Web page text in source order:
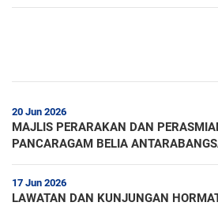
20 Jun 2026
MAJLIS PERARAKAN DAN
PANCARAGAM BELIA
17 Jun 2026
LAWATAN DAN KUNJUNGAN